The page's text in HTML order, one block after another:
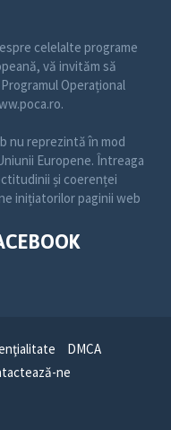
celelalte programe
vă invităm să
Operațional
nu reprezintă în mod
Europene. Întreaga
și coerenței
inițiatorilor paginii web
DMCA
ne